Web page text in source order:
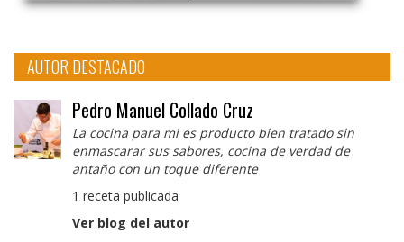
AUTOR DESTACADO
Pedro Manuel Collado Cruz
La cocina para mi es producto bien tratado sin
enmascarar sus sabores, cocina de verdad de
antaño con un toque diferente
1 receta publicada
Ver blog del autor